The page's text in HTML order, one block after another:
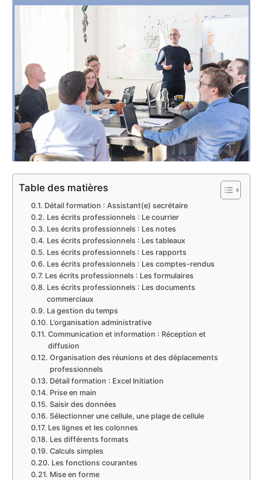
Table des matières
Détail formation : Assistant(e) secrétaire
Les écrits professionnels : Le courrier
Les écrits professionnels : Les notes
Les écrits professionnels : Les tableaux
Les écrits professionnels : Les rapports
Les écrits professionnels : Les comptes-rendus
Les écrits professionnels : Les formulaires
Les écrits professionnels : Les documents
commerciaux
La gestion du temps
L’organisation administrative
Communication et information : Réception et
diffusion
Organisation des réunions et des déplacements
professionnels
Détail formation : Excel Initiation
Prise en main
Saisir des données
Sélectionner une cellule, une plage de cellule
Les lignes et les colonnes
Les différents formats
Calculs simples
Les fonctions courantes
Mise en forme